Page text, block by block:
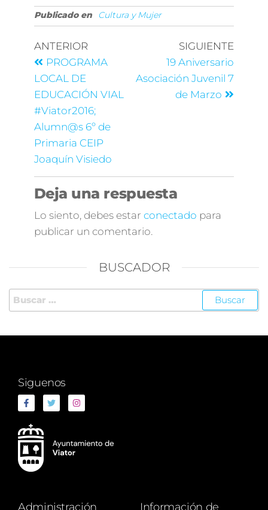
Publicado en Cultura y Mujer
ANTERIOR
PROGRAMA
LOCAL DE
EDUCACIÓN VIAL
‪#‎Viator2016‬;
Alumn@s 6º de
Primaria CEIP
Joaquín Visiedo
SIGUIENTE
19 Aniversario
Asociación Juvenil 7
de Marzo
Deja una respuesta
Lo siento, debes estar conectado para
publicar un comentario.
BUSCADOR
Siguenos
Administración Información de